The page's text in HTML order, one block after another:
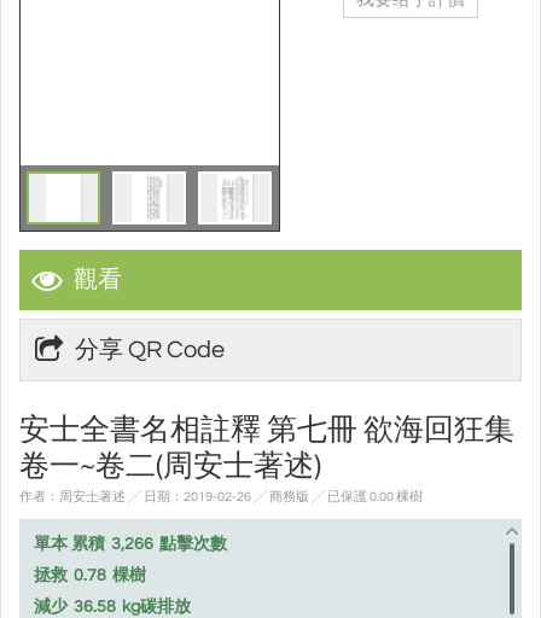
觀看
分享 QR Code
安士全書名相註釋 第七冊 欲海回狂集
卷一~卷二(周安士著述)
作者：周安士著述 ╱ 日期：2019-02-26 ╱ 商務版 ╱ 已保護 0.00 棵樹
單本 累積 3,266 點擊次數
拯救 0.78 棵樹
減少 36.58 kg碳排放